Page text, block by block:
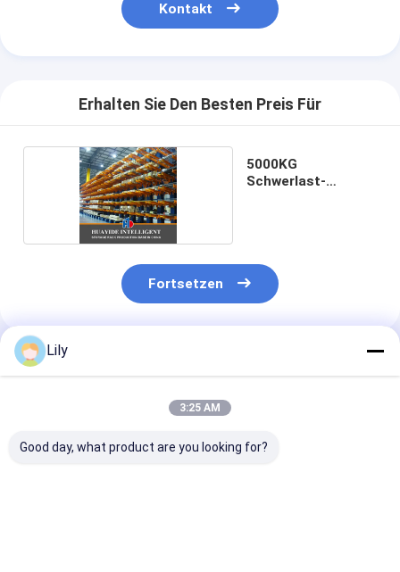
Kontakt
Erhalten Sie Den Besten Preis Für
5000KG
Schwerlast-
Fortsetzen
Empfohlene Produkte
Lily
3:25 AM
Good day, what product are you looking for?